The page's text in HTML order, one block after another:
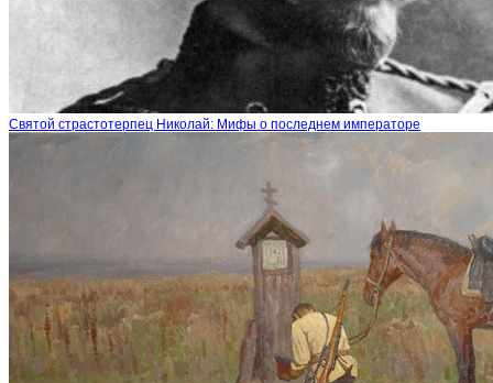
Святой страстотерпец Николай: Мифы о последнем императоре